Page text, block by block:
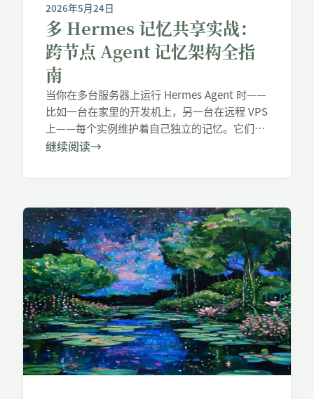
2026年5月24日
多 Hermes 记忆共享实战：
跨节点 Agent 记忆架构全指
南
当你在多台服务器上运行 Hermes Agent 时——
比如一台在家里的开发机上，另一台在远程 VPS
上——每个实例维护着自己独立的记忆。它们互
不知道对方学到了什么。你刚跟本地 Hermes 聊
一无所知。本文将介绍一套完整的多节点记忆共
个 Hermes 实例默认写入本地的 SQLite 记忆存
储。如果你在不同服务器上运行着两个
Hermes，你就有了两个记忆孤岛： 解决方案：
部署一个中心化的记忆网关，两个实例都向它写
入和 […]
继续阅读→